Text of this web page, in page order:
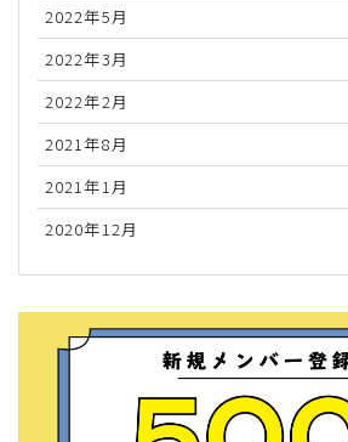
2022年5月
2022年3月
2022年2月
2021年8月
2021年1月
2020年12月